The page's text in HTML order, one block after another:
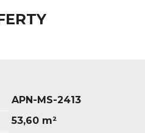
APN-MS-2413
53,60 m²